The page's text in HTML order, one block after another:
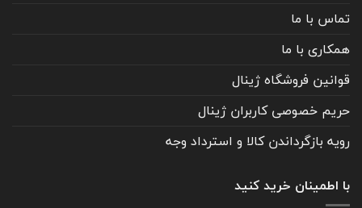
تماس با ما
همکاری با ما
قوانین فروشگاه ژینال
حریم خصوصی کاربران ژینال
رویه بازگرداندن کالا و استرداد وجه
با اطمینان خرید کنید